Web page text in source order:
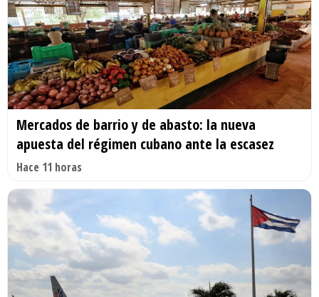
Mercados de barrio y de abasto: la nueva
apuesta del régimen cubano ante la escasez
Hace 11 horas